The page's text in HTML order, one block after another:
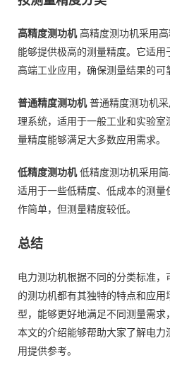
高精度测功机高精度测功机采用高
能够提供极高的测量精度。它适用
高端工业应用，确保测量结果的可
普通精度测功机普通精度测功机采
理系统，适用于一般工业和实验室
量精度能够满足大多数应用需求。
低精度测功机低精度测功机采用简
适用于一些低精度、低成本的测
作简单，但测量精度较低。
总结
电力测功机根据不同的分类标准
的测功机都有其独特的特点和应
型，能够更好地满足不同测量需
本文的介绍能够帮助大家了解电
用提供参考。